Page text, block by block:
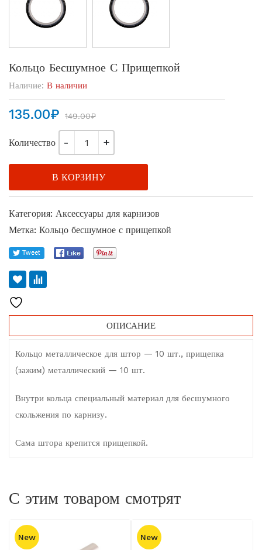
Кольцо Бесшумное С Прищепкой
Наличие: В наличии
149.00₽Первоначальная
цена
составляла
149.00₽.
135.00₽
Текущая
цена:
135.00₽.
Количество
В КОРЗИНУ
Категория: Аксессуары для карнизов
Метка: Кольцо бесшумное с прищепкой
ОПИСАНИЕ
Кольцо металлическое для штор — 10 шт., прищепка
(зажим) металлический — 10 шт.
Внутри кольца специальный материал для бесшумного
скольжения по карнизу.
Сама штора крепится прищепкой.
С этим товаром смотрят
New New